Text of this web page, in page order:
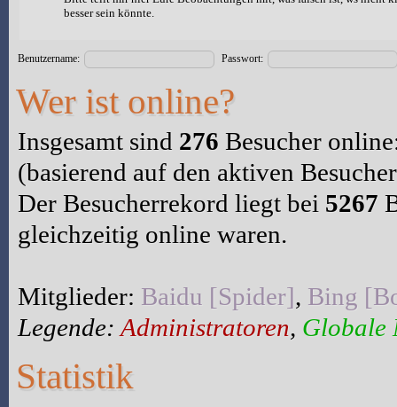
besser sein könnte.
Benutzername: Passwort:
Wer ist online?
Insgesamt sind 276 Besucher
(basierend auf den aktiven
Der Besucherrekord liegt bei 5267
gleichzeitig online waren.
Mitglieder: Baidu [Spider], Bing
Legende: Administratoren, Globale
Statistik